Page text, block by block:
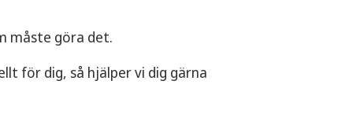
måste göra det.
för dig, så hjälper vi dig gärna